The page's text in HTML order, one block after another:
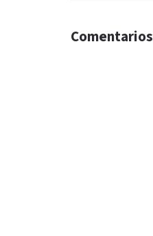
Comentarios